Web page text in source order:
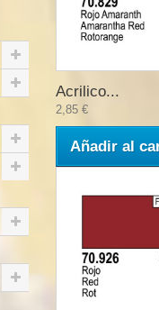
Acrilico...
2,85 €
Añadir al